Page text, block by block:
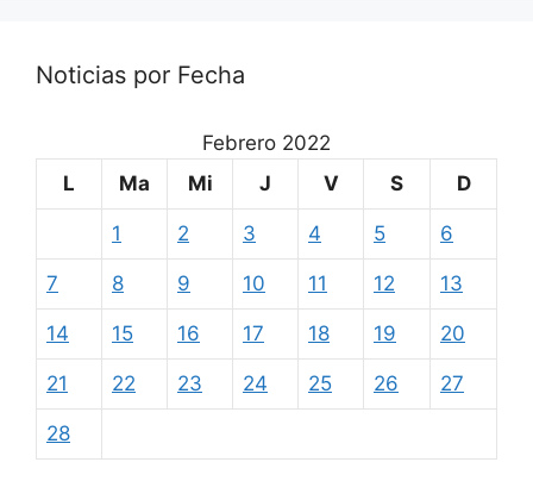
Noticias por Fecha
Febrero 2022
L
Ma Mi J V S D
1 2 3 4 5 6
7 8 9 10 11 12 13
14 15 16 17 18 19 20
21 22 23 24 25 26 27
28